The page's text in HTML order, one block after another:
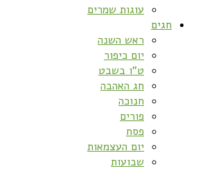
עוגות שמרים
חגים
ראש השנה
יום כיפור
ט”ו בשבט
חג האהבה
חנוכה
פורים
פסח
יום העצמאות
שבועות